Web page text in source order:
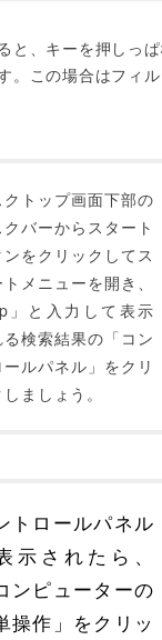
と、キーを押しっ
。この場合はフィ
クトップ画面下部の
クバーからスタート
をクリックしてス
トメニューを開き、
」と入力して表示
る検索結果の「コン
ールパネル」をクリ
ましょう。
トロールパネル
示されたら、
ンピューターの
操作」をクリッ